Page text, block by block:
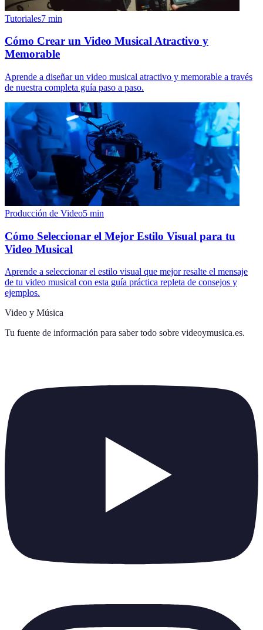
Tutoriales7 min
Cómo Crear un Video Musical Atractivo y
Memorable
Aprende a diseñar un video musical atractivo y memorable a través
de nuestra completa guía paso a paso.
Producción de Video5 min
Cómo Seleccionar el Mejor Estilo Visual para tu
Video Musical
Aprende a seleccionar el estilo visual que mejor resalte el mensaje
de tu video musical con esta guía práctica repleta de consejos y
ejemplos.
Video y Música
Tu fuente de información para saber todo sobre videoymusica.es.